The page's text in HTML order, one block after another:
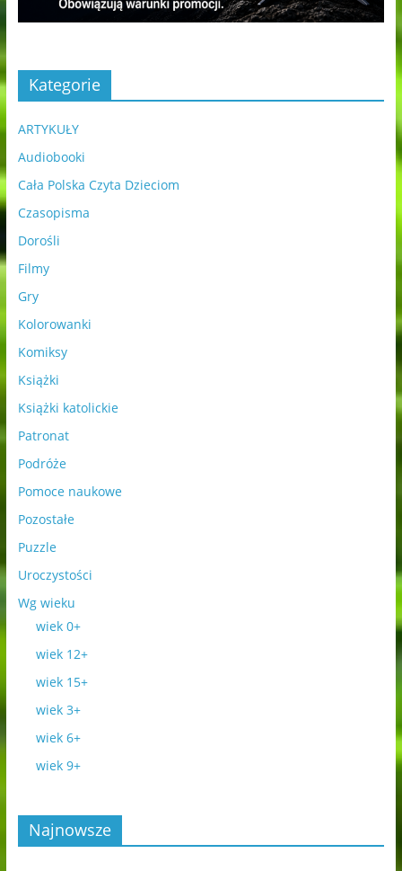
Kategorie
ARTYKUŁY
Audiobooki
Cała Polska Czyta Dzieciom
Czasopisma
Dorośli
Filmy
Gry
Kolorowanki
Komiksy
Książki
Książki katolickie
Patronat
Podróże
Pomoce naukowe
Pozostałe
Puzzle
Uroczystości
Wg wieku
wiek 0+
wiek 12+
wiek 15+
wiek 3+
wiek 6+
wiek 9+
Najnowsze